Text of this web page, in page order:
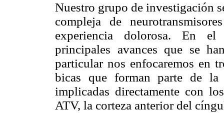
Nuestro grupo de investigación
compleja de
experiencia dolorosa. En el
principales avances que se
particular nos enfocaremos en
bicas que forman parte de
implicadas directamente con
ATV, la corteza anterior del